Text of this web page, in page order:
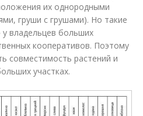
Уход за смородиной
Смородины с сахаром
их однородными
груши с грушами). Но такие
владельцев больших
кооперативов. Поэтому
совместимость растений и
участках.